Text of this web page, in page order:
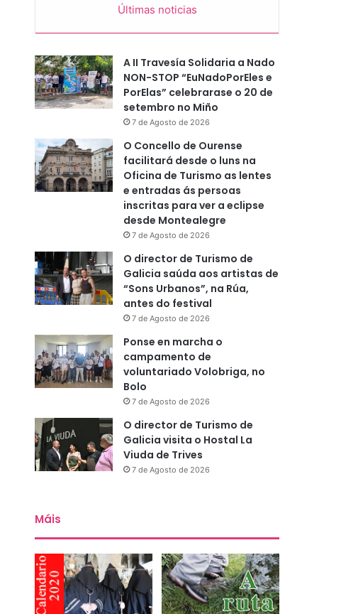
Últimas noticias
A II Travesía Solidaria a Nado
NON-STOP “EuNadoPorEles e
PorElas” celebrarase o 20 de
setembro no Miño
7 de Agosto de 2026
O Concello de Ourense
facilitará desde o luns na
Oficina de Turismo as lentes
e entradas ás persoas
inscritas para ver a eclipse
desde Montealegre
7 de Agosto de 2026
O director de Turismo de
Galicia saúda aos artistas de
“Sons Urbanos”, na Rúa,
antes do festival
7 de Agosto de 2026
Ponse en marcha o
campamento de
voluntariado Volobriga, no
Bolo
7 de Agosto de 2026
O director de Turismo de
Galicia visita o Hostal La
Viuda de Trives
7 de Agosto de 2026
Máis